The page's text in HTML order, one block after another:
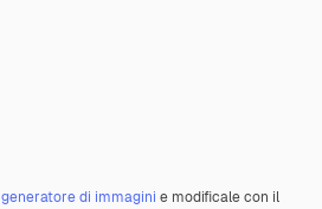
generatore di immagini e modificale con il